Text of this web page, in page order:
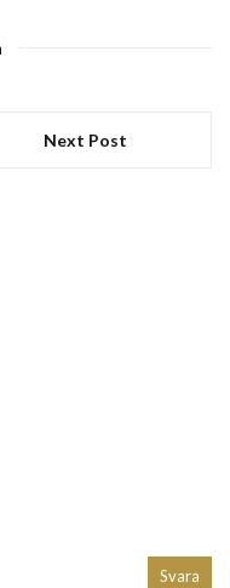
Next Post
Svara